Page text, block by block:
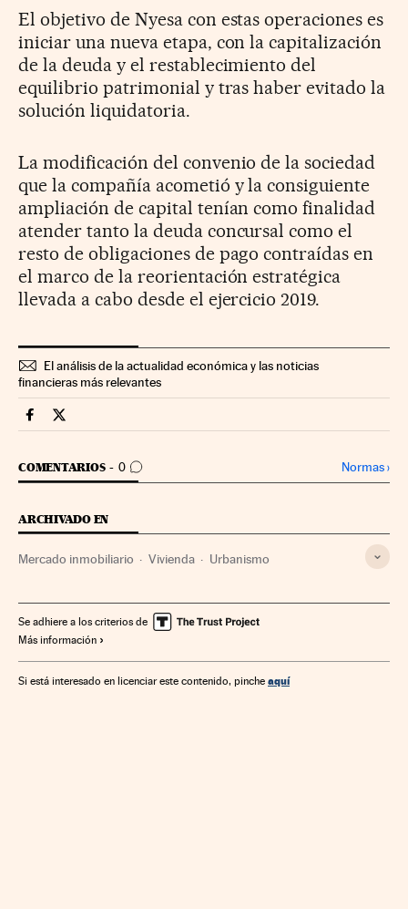
El objetivo de Nyesa con estas operaciones es
iniciar una nueva etapa, con la capitalización
de la deuda y el restablecimiento del
equilibrio patrimonial y tras haber evitado la
solución liquidatoria.
La modificación del convenio de la sociedad
que la compañía acometió y la consiguiente
ampliación de capital tenían como finalidad
atender tanto la deuda concursal como el
resto de obligaciones de pago contraídas en
el marco de la reorientación estratégica
llevada a cabo desde el ejercicio 2019.
El análisis de la actualidad económica y las noticias
financieras más relevantes
Companias Cinco Días en Facebook
Companias Cinco Días en Twitter
COMENTARIOS 0
IR A LOS COMENTARIOS Normas›
ARCHIVADO EN
Mercado inmobiliario Vivienda Urbanismo
Se adhiere a los criterios de
Más información
Si está interesado en licenciar este contenido, pinche aquí